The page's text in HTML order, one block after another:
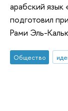
арабский язык
подготовил
Рами Эль-
Общество